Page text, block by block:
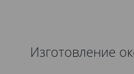
Изготовление